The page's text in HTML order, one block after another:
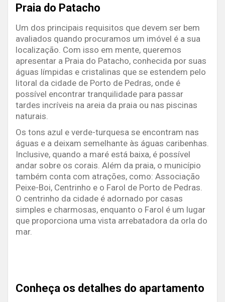
Praia do Patacho
Um dos principais requisitos que devem ser bem
avaliados quando procuramos um imóvel é a sua
localização. Com isso em mente, queremos
apresentar a Praia do Patacho, conhecida por suas
águas límpidas e cristalinas que se estendem pelo
litoral da cidade de Porto de Pedras, onde é
possível encontrar tranquilidade para passar
tardes incríveis na areia da praia ou nas piscinas
naturais.
Os tons azul e verde-turquesa se encontram nas
águas e a deixam semelhante às águas caribenhas.
Inclusive, quando a maré está baixa, é possível
andar sobre os corais. Além da praia, o município
também conta com atrações, como: Associação
Peixe-Boi, Centrinho e o Farol de Porto de Pedras.
O centrinho da cidade é adornado por casas
simples e charmosas, enquanto o Farol é um lugar
que proporciona uma vista arrebatadora da orla do
mar.
Conheça os detalhes do apartamento